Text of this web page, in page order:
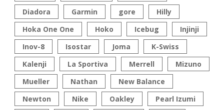
Diadora
Garmin gore
Hilly
Hoka One One
Hoko Icebug
Injinji
Inov-8
Isostar Joma
K-Swiss
Kalenji
La Sportiva Merrell
Mizuno
Mueller
Nathan
New Balance
Newton
Nike Oakley Pearl Izumi